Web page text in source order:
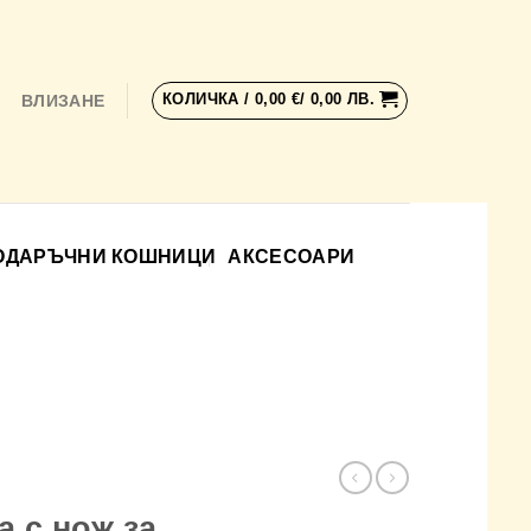
ВЛИЗАНЕ КОЛИЧКА / 0,00 €/ 0,00 ЛВ.
КОШНИЦИ АКСЕСОАРИ